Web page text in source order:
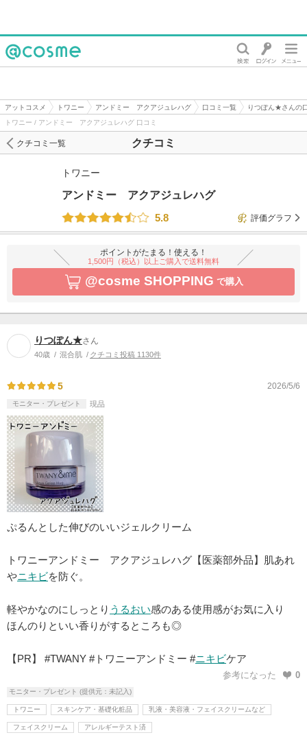
アットコスメ トワニー アンドミー アクアジュレハグ 口コミ一覧
りつぽん★さんの
トワニー / アンドミー アクアジュレハグ 口コミ
クチコミ
クチコミ一覧
トワニー
アンドミー アクアジュレハグ
5.8
評価グラフ
ポイントがたまる！使える！
1,500円（税込）以上ご購入で送料無料
@cosme SHOPPING で購入
りつぽん★さん
40歳 混合肌 クチコミ投稿 1130件
5 2026/5/6
モニター・プレゼント 現品
ぷるんとした伸びのいいジェルクリーム
トワニーアンドミー アクアジュレハグ【医薬部外品】肌あれ
やニキビを防ぐ。
軽やかなのにしっとり うるおい感のある使用感がお気に入り
ほんのりといい香りがするところも◎
【PR】 #TWANY #トワニーアンドミー #ニキビケア
参考になった 0
モニター・プレゼント (提供元：未記入)
トワニー スキンケア・基礎化粧品 乳液・美容液・フェイスクリームなど
フェイスクリーム アレルギーテスト済